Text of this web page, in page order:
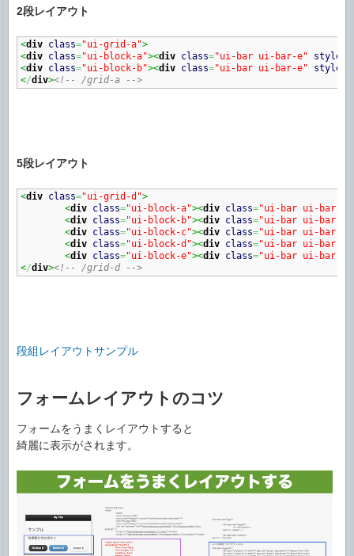
2段レイアウト
<div class="ui-grid-a">
<div class="ui-block-a"><div class="ui-bar ui-bar-e" style
<div class="ui-block-b"><div class="ui-bar ui-bar-e" style
</div><!-- /grid-a -->
5段レイアウト
<div class="ui-grid-d">
<div class="ui-block-a"><div class="ui-bar ui-bar-e"
<div class="ui-block-b"><div class="ui-bar ui-bar-e"
<div class="ui-block-c"><div class="ui-bar ui-bar-e"
<div class="ui-block-d"><div class="ui-bar ui-bar-e"
<div class="ui-block-e"><div class="ui-bar ui-bar-e"
</div><!-- /grid-d -->
段組レイアウトサンプル
フォームレイアウトのコツ
フォームをうまくレイアウトすると
綺麗に表示がされます。